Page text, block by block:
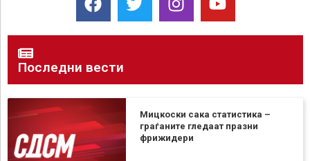
Последни вести
Мицкоски сака статистика –
граѓаните гледаат празни
фрижидери